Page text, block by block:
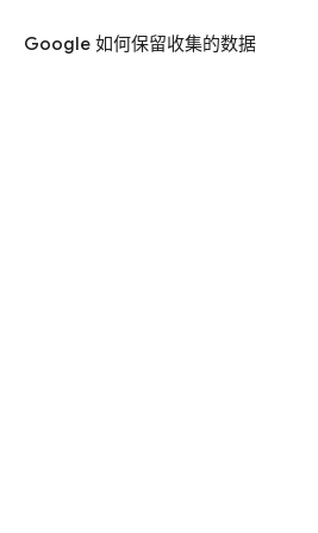
Google 如何保留收集的数据